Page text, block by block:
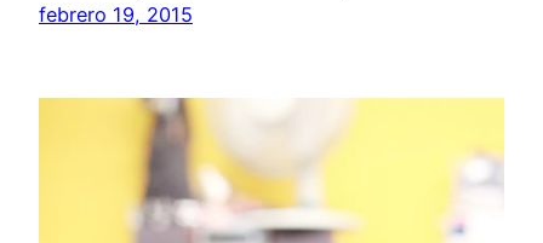
febrero 19, 2015